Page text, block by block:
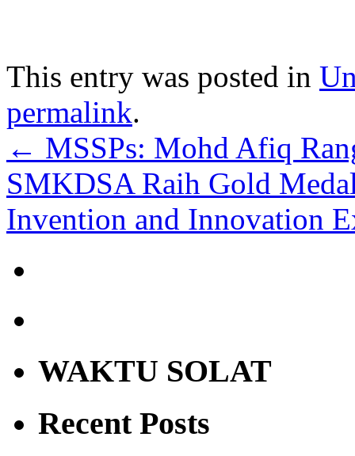
This entry was posted in
permalink.
← MSSPs: Mohd Afiq
SMKDSA Raih Gold
Invention and Innovation
WAKTU SOLAT
Recent Posts